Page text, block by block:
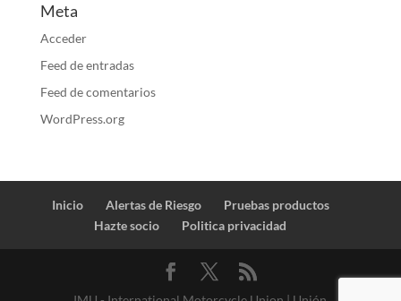
Meta
Acceder
Feed de entradas
Feed de comentarios
WordPress.org
Inicio Alertas de Riesgo
Pruebas productos
Hazte socio
Politica privacidad